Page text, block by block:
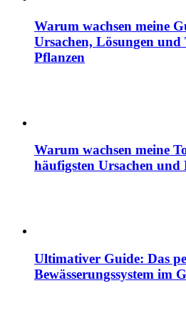
Warum wachsen meine
Ursachen, Lösungen
Pflanzen
Warum wachsen meine
häufigsten Ursachen und
Ultimativer Guide: Das
Bewässerungssystem im